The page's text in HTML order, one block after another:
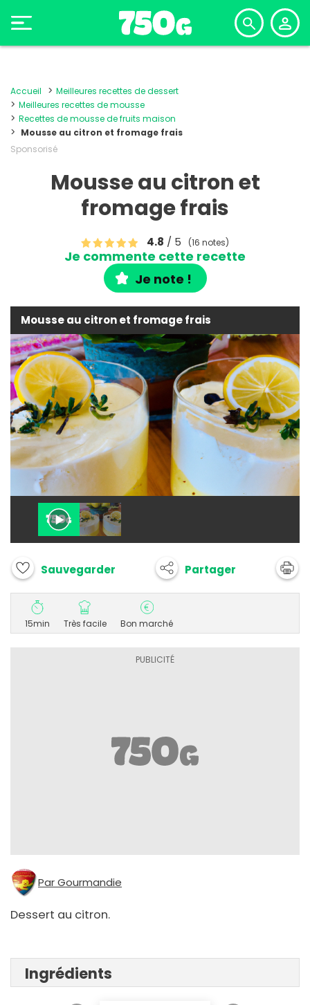
Accueil
Meilleures recettes de dessert
Meilleures recettes de mousse
Recettes de mousse de fruits maison
Mousse au citron et fromage frais
Sponsorisé
Mousse au citron et
fromage frais
4.8 / 5 (16 notes)
Je commente cette recette
Je note !
Mousse au citron et fromage frais
Sauvegarder Partager
15min Très facile Bon marché
Par Gourmandie
Dessert au citron.
Ingrédients